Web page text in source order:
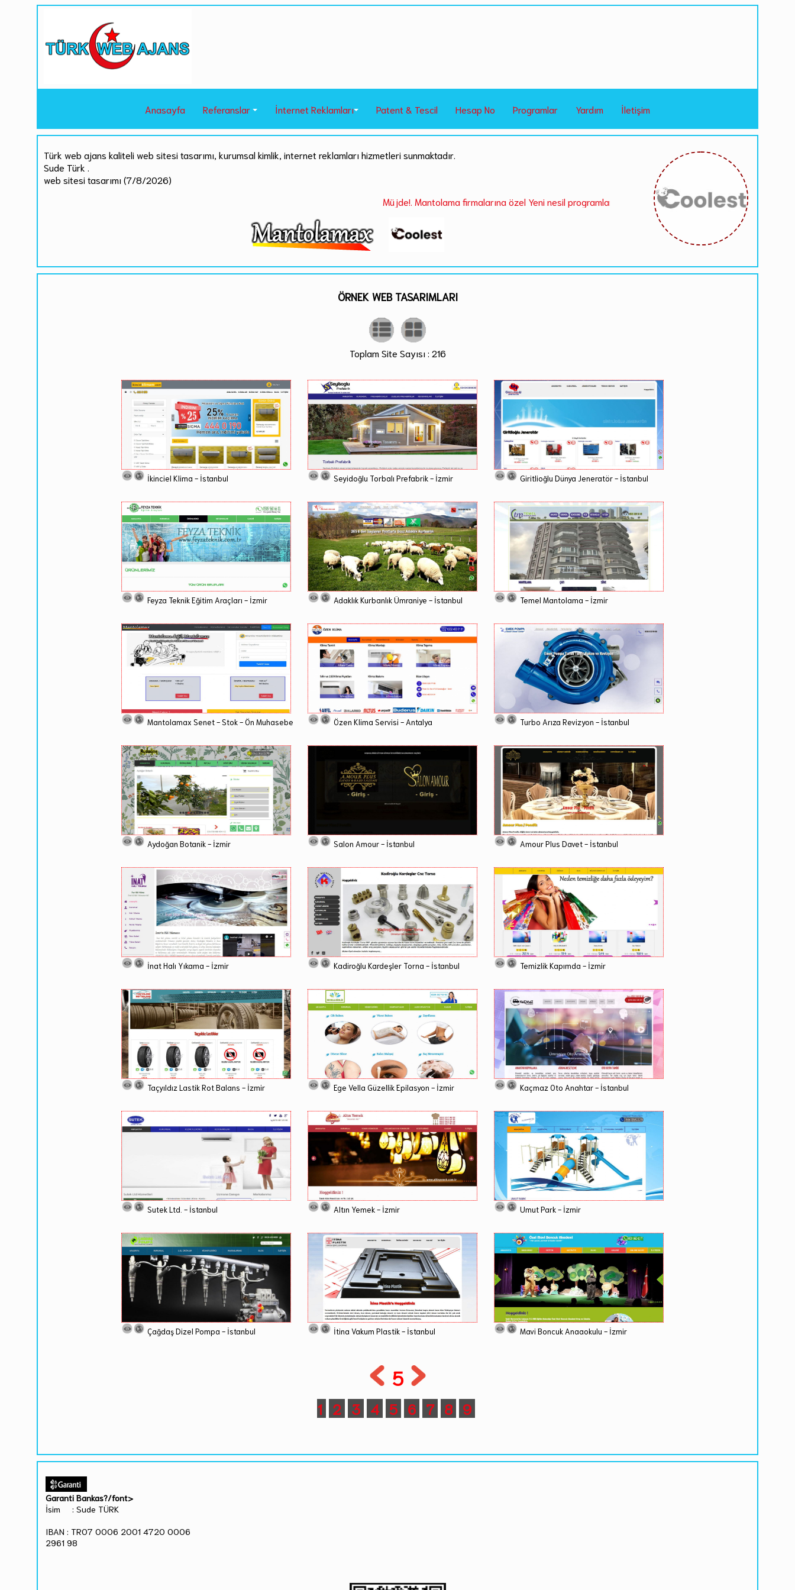
Anasayfa Referanslar İnternet Reklamları Patent & Tescil Hesap No Programlar Yardım İletişim
Türk web ajans kaliteli web sitesi tasarımı, kurumsal kimlik, internet reklamları hizmetleri sunmaktadır.
Sude Türk .
web sitesi tasarımı (7/8/2026)
Müjde!. Mantolama firmalarına özel Yeni nesil programlarla karşınızdayız. Mantolamax.com a hemen
ÖRNEK WEB TASARIMLARI
Toplam Site Sayısı : 216
İkinciel Klima - İstanbul Seyidoğlu Torbalı Prefabrik - İzmir Giritlioğlu Dünya Jeneratör - İstanbul
Feyza Teknik Eğitim Araçları - İzmir Adaklık Kurbanlık Ümraniye - İstanbul Temel Mantolama - İzmir
Mantolamax Senet - Stok - Ön Muhasebe Özen Klima Servisi - Antalya Turbo Arıza Revizyon - İstanbul
Aydoğan Botanik - İzmir Salon Amour - İstanbul Amour Plus Davet - İstanbul
İnat Halı Yıkama - İzmir Kadiroğlu Kardeşler Torna - İstanbul Temizlik Kapımda - İzmir
Taçyıldız Lastik Rot Balans - İzmir Ege Vella Güzellik Epilasyon - İzmir Kaçmaz Oto Anahtar - İstanbul
Sutek Ltd. - İstanbul Altın Yemek - İzmir Umut Park - İzmir
Çağdaş Dizel Pompa - İstanbul İtina Vakum Plastik - İstanbul Mavi Boncuk Anaaokulu - İzmir
5
1 2 3 4 5 6 7 8 9
Garanti Bankas?/font>
İsim : Sude TÜRK
IBAN : TR07 0006 2001 4720 0006
2961 98